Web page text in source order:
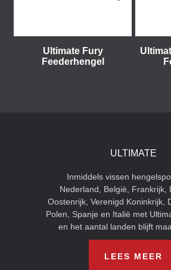
Ultimate Fury
Feederhengel
ULTIMATE
Inmiddels vissen
Nederland, België, Frankrijk,
Oostenrijk, Verenigd Koninkrijk,
Polen, Spanje en Italië met
en het aantal landen blijft
LEES MEER